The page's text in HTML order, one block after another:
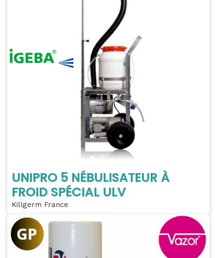
UNIPRO 5 NÉBULISATEUR À
FROID SPÉCIAL ULV
Killgerm France